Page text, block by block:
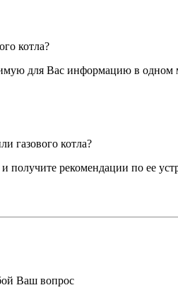
котла?
для Вас информацию в одном
газового котла?
получите рекомендации по ее
Ваш вопрос